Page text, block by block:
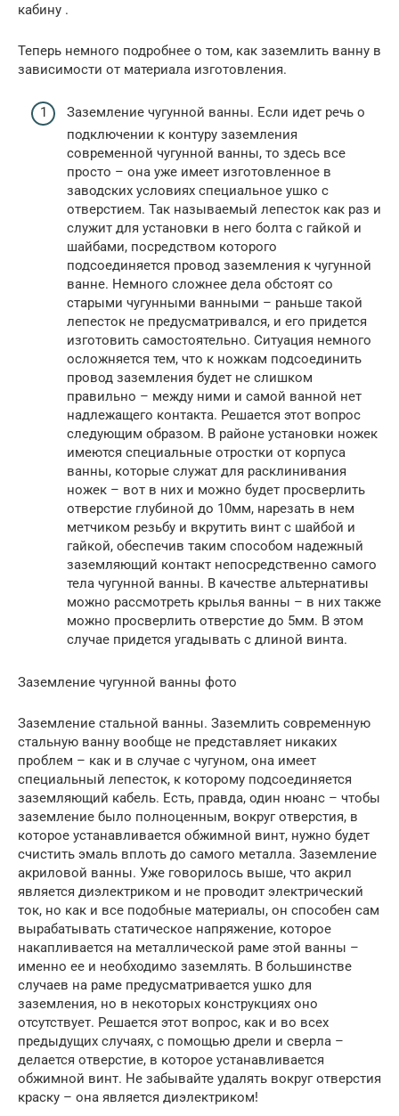
кабину .
Теперь немного подробнее о том, как заземлить ванну в
зависимости от материала изготовления.
Заземление чугунной ванны. Если идет речь о
подключении к контуру заземления
современной чугунной ванны, то здесь все
просто – она уже имеет изготовленное в
заводских условиях специальное ушко с
отверстием. Так называемый лепесток как раз и
служит для установки в него болта с гайкой и
шайбами, посредством которого
подсоединяется провод заземления к чугунной
ванне. Немного сложнее дела обстоят со
старыми чугунными ванными – раньше такой
лепесток не предусматривался, и его придется
изготовить самостоятельно. Ситуация немного
осложняется тем, что к ножкам подсоединить
провод заземления будет не слишком
правильно – между ними и самой ванной нет
надлежащего контакта. Решается этот вопрос
следующим образом. В районе установки ножек
имеются специальные отростки от корпуса
ванны, которые служат для расклинивания
ножек – вот в них и можно будет просверлить
отверстие глубиной до 10мм, нарезать в нем
метчиком резьбу и вкрутить винт с шайбой и
гайкой, обеспечив таким способом надежный
заземляющий контакт непосредственно самого
тела чугунной ванны. В качестве альтернативы
можно рассмотреть крылья ванны – в них также
можно просверлить отверстие до 5мм. В этом
случае придется угадывать с длиной винта.
Заземление чугунной ванны фото
Заземление стальной ванны. Заземлить современную
стальную ванну вообще не представляет никаких
проблем – как и в случае с чугуном, она имеет
специальный лепесток, к которому подсоединяется
заземляющий кабель. Есть, правда, один нюанс – чтобы
заземление было полноценным, вокруг отверстия, в
которое устанавливается обжимной винт, нужно будет
счистить эмаль вплоть до самого металла. Заземление
акриловой ванны. Уже говорилось выше, что акрил
является диэлектриком и не проводит электрический
ток, но как и все подобные материалы, он способен сам
вырабатывать статическое напряжение, которое
накапливается на металлической раме этой ванны –
именно ее и необходимо заземлять. В большинстве
случаев на раме предусматривается ушко для
заземления, но в некоторых конструкциях оно
отсутствует. Решается этот вопрос, как и во всех
предыдущих случаях, с помощью дрели и сверла –
делается отверстие, в которое устанавливается
обжимной винт. Не забывайте удалять вокруг отверстия
краску – она является диэлектриком!